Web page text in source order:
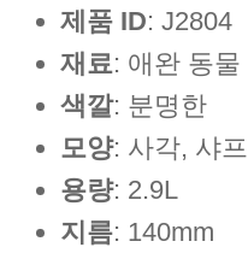
제품 ID: J2804
재료: 애완 동물
색깔: 분명한
모양: 사각, 샤프
용량: 2.9L
지름: 140mm